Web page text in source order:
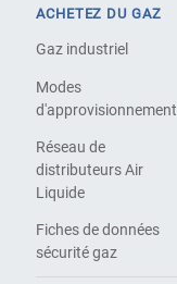
ACHETEZ DU GAZ
Gaz industriel
Modes
d'approvisionnement
Réseau de
distributeurs Air
Liquide
Fiches de données
sécurité gaz